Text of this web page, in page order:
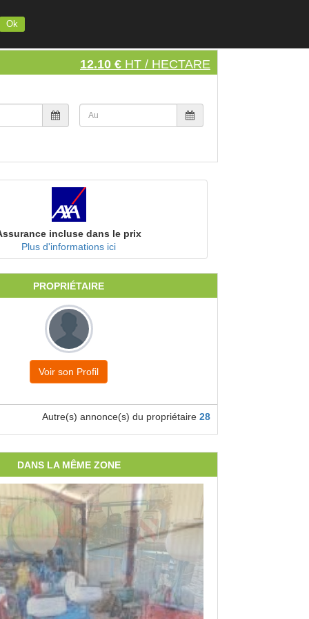
INSCRIVEZ VOTRE MATERIEL
Ok
12.10 € HT / HECTARE
incluse dans le prix
Plus d'informations ici
PROPRIÉTAIRE
Voir son Profil
Autre(s) annonce(s) du propriétaire 28
DANS LA MÊME ZONE